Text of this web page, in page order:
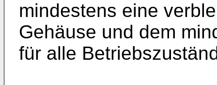
mindestens eine
Gehäuse und dem
für alle